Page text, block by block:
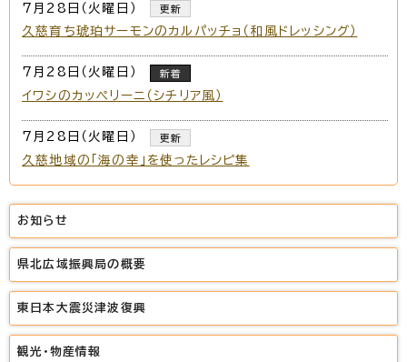
7月28日（火曜日） 更新
久慈育ち琥珀サーモンのカルパッチョ（和風ドレッシング）
7月28日（火曜日） 新着
イワシのカッペリーニ（シチリア風）
7月28日（火曜日） 更新
久慈地域の「海の幸」を使ったレシピ集
お知らせ
県北広域振興局の概要
東日本大震災津波復興
観光・物産情報